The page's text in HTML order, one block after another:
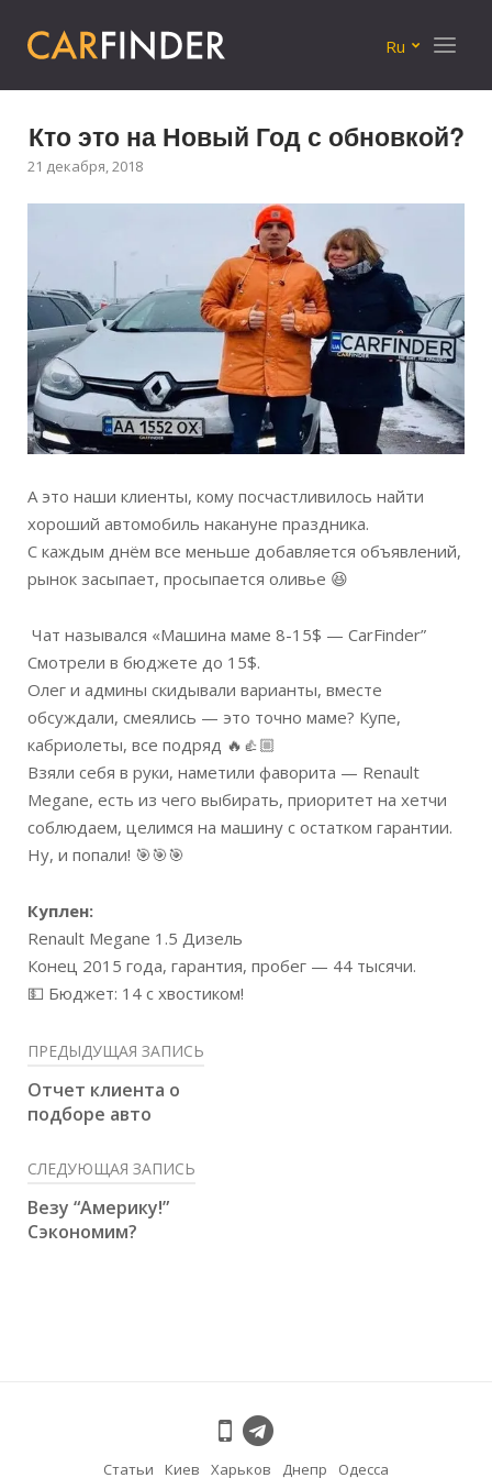
Ru Меню
Кто это на Новый Год с обновкой?
21 декабря, 2018
А это наши клиенты, кому посчастливилось найти
хороший автомобиль накануне праздника.
С каждым днём все меньше добавляется объявлений,
рынок засыпает, просыпается оливье 😆
Чат назывался «Машина маме 8-15$ — CarFinder”
Смотрели в бюджете до 15$.
Олег и админы скидывали варианты, вместе
обсуждали, смеялись — это точно маме? Купе,
кабриолеты, все подряд 🔥 👍🏼
Взяли себя в руки, наметили фаворита — Renault
Megane, есть из чего выбирать, приоритет на хетчи
соблюдаем, целимся на машину с остатком гарантии.
Ну, и попали! 🎯 🎯 🎯
Куплен:
Renault Megane 1.5 Дизель
Конец 2015 года, гарантия, пробег — 44 тысячи.
💵 Бюджет: 14 с хвостиком!
ПРЕДЫДУЩАЯ ЗАПИСЬ
Отчет клиента о
подборе авто
СЛЕДУЮЩАЯ ЗАПИСЬ
Везу “Америку!”
Сэкономим?
Статьи Киев Харьков Днепр Одесса